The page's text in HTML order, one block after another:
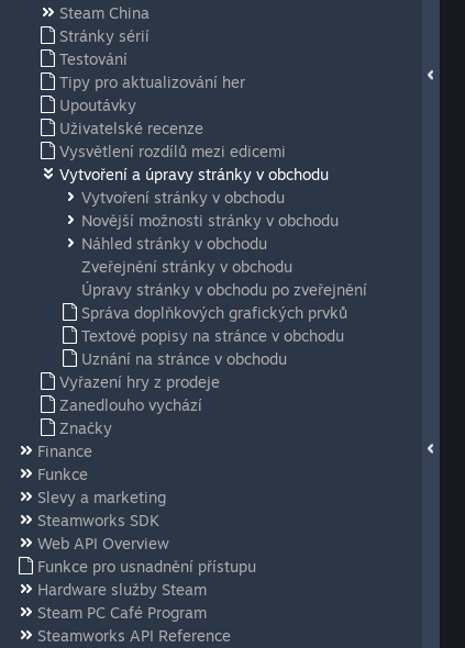
Steam China
Stránky sérií
Testování
Tipy pro aktualizování her
Upoutávky
Uživatelské recenze
Vysvětlení rozdílů mezi edicemi
Vytvoření a úpravy stránky v obchodu
Vytvoření stránky v obchodu
Novější možnosti stránky v obchodu
Náhled stránky v obchodu
Zveřejnění stránky v obchodu
Úpravy stránky v obchodu po zveřejnění
Správa doplňkových grafických prvků
Textové popisy na stránce v obchodu
Uznání na stránce v obchodu
Vyřazení hry z prodeje
Zanedlouho vychází
Značky
Finance
Funkce
Slevy a marketing
Steamworks SDK
Web API Overview
Funkce pro usnadnění přístupu
Hardware služby Steam
Steam PC Café Program
Steamworks API Reference